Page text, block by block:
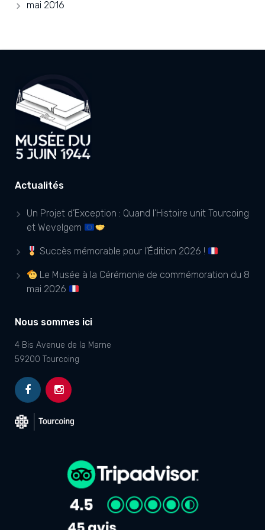
mai 2016
Actualités
Un Projet d’Exception : Quand l’Histoire unit Tourcoing
et Wevelgem
Succès mémorable pour l’Édition 2026 !
Le Musée à la Cérémonie de commémoration du 8
mai 2026
Nous sommes ici
4 Bis Avenue de la Marne
59200 Tourcoing